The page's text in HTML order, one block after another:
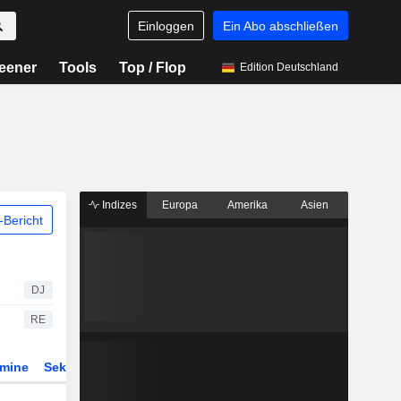
Einloggen Ein Abo abschließen
Tools Top / Flop Edition Deutschland
Bericht
DJ
RE
Sektor
Indizes Europa Amerika Asien